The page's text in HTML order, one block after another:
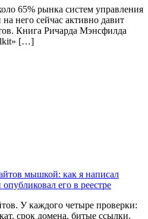
65% рынка систем управления
него сейчас активно давит
Книга Ричарда Мэнсфилда
[…]
мышкой: как я написал
его в реестре
У каждого четыре проверки:
срок домена, битые ссылки.